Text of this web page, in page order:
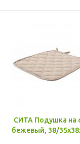
СИТА Подушка на
бежевый, 38/